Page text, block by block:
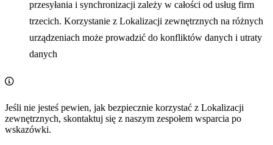
przesyłania i synchronizacji zależy w całości od usług firm
trzecich. Korzystanie z Lokalizacji zewnętrznych na różnych
urządzeniach może prowadzić do konfliktów danych i utraty
danych
Jeśli nie jesteś pewien, jak bezpiecznie korzystać z Lokalizacji
zewnętrznych, skontaktuj się z naszym zespołem wsparcia po
wskazówki.